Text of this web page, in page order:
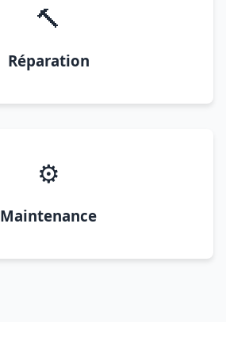
🔨
Réparation
⚙️
Maintenance